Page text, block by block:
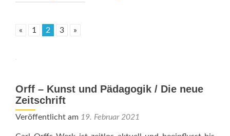
« 1 2 3 »
Orff – Kunst und Pädagogik / Die neue
Zeitschrift
Veröffentlicht am 19. Februar 2021